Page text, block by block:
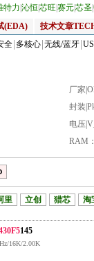
特力 沁恒芯旺 赛元芯圣
(EDA) 技术文章
全 多核心 无线/蓝牙
厂家
封装
电压
RAM：
里 立创 猎芯 淘
145
16K/2.00K